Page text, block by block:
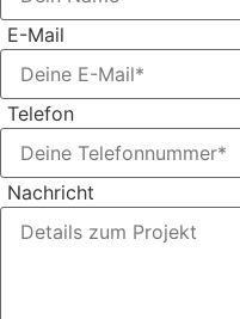
E-Mail
Telefon
Nachricht